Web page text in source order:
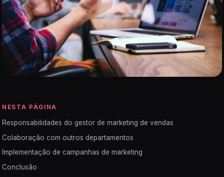
NESTA PÁGINA
Responsabilidades do gestor de marketing de vendas
Colaboração com outros departamentos
Implementação de campanhas de marketing
Conclusão